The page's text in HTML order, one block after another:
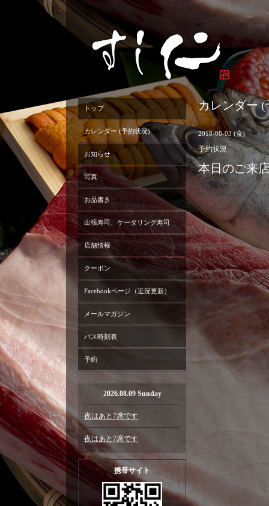
カレンダー
2018-08-03 (金)
予約状況
本日のご来
トップ
カレンダー (予約状況)
お知らせ
写真
お品書き
出張寿司、ケータリング寿司
店舗情報
クーポン
Facebookページ（近況更新）
メールマガジン
バス時刻表
予約
2026.08.09 Sunday
夜はあと7席です
夜はあと7席です
携帯サイト